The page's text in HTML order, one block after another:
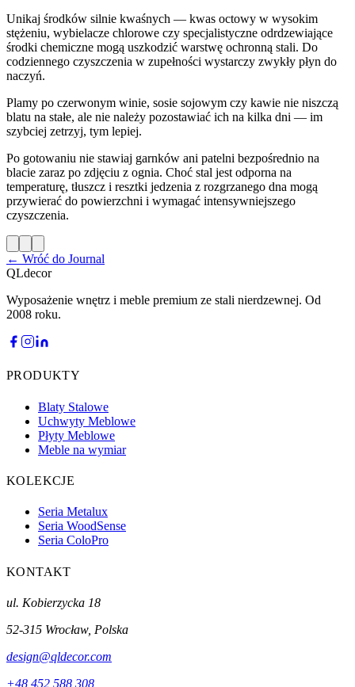
Unikaj środków silnie kwaśnych — kwas octowy w wysokim
stężeniu, wybielacze chlorowe czy specjalistyczne odrdzewiające
środki chemiczne mogą uszkodzić warstwę ochronną stali. Do
codziennego czyszczenia w zupełności wystarczy zwykły płyn do
naczyń.
Plamy po czerwonym winie, sosie sojowym czy kawie nie niszczą
blatu na stałe, ale nie należy pozostawiać ich na kilka dni — im
szybciej zetrzyj, tym lepiej.
Po gotowaniu nie stawiaj garnków ani patelni bezpośrednio na
blacie zaraz po zdjęciu z ognia. Choć stal jest odporna na
temperaturę, tłuszcz i resztki jedzenia z rozgrzanego dna mogą
przywierać do powierzchni i wymagać intensywniejszego
czyszczenia.
← Wróć do Journal
QLdecor
Wyposażenie wnętrz i meble premium ze stali nierdzewnej. Od
2008 roku.
PRODUKTY
Blaty Stalowe
Uchwyty Meblowe
Płyty Meblowe
Meble na wymiar
KOLEKCJE
Seria Metalux
Seria WoodSense
Seria ColoPro
KONTAKT
ul. Kobierzycka 18
52-315 Wrocław, Polska
design@qldecor.com
+48 452 588 308